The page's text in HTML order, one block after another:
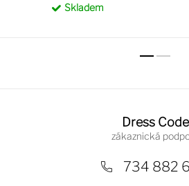
Skladem
Dress Code
734 882